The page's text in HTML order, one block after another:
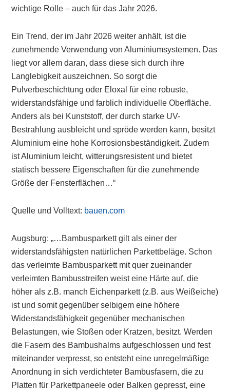
wichtige Rolle – auch für das Jahr 2026.
Ein Trend, der im Jahr 2026 weiter anhält, ist die
zunehmende Verwendung von Aluminiumsystemen. Das
liegt vor allem daran, dass diese sich durch ihre
Langlebigkeit auszeichnen. So sorgt die
Pulverbeschichtung oder Eloxal für eine robuste,
widerstandsfähige und farblich individuelle Oberfläche.
Anders als bei Kunststoff, der durch starke UV-
Bestrahlung ausbleicht und spröde werden kann, besitzt
Aluminium eine hohe Korrosionsbeständigkeit. Zudem
ist Aluminium leicht, witterungsresistent und bietet
statisch bessere Eigenschaften für die zunehmende
Größe der Fensterflächen…“
Quelle und Volltext: bauen.com
Augsburg: „…Bambusparkett gilt als einer der
widerstandsfähigsten natürlichen Parkettbeläge. Schon
das verleimte Bambusparkett mit quer zueinander
verleimten Bambusstreifen weist eine Härte auf, die
höher als z.B. manch Eichenparkett (z.B. aus Weißeiche)
ist und somit gegenüber selbigem eine höhere
Widerstandsfähigkeit gegenüber mechanischen
Belastungen, wie Stoßen oder Kratzen, besitzt. Werden
die Fasern des Bambushalms aufgeschlossen und fest
miteinander verpresst, so entsteht eine unregelmäßige
Anordnung in sich verdichteter Bambusfasern, die zu
Platten für Parkettpaneele oder Balken gepresst, eine